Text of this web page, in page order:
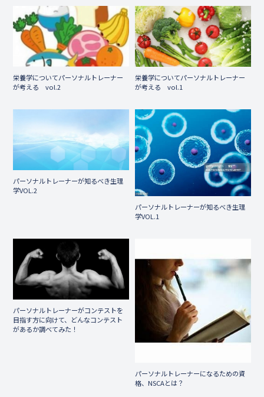
栄養学についてパーソナルトレーナー
が考える vol.2
栄養学についてパーソナルトレーナー
が考える vol.1
パーソナルトレーナーが知るべき生理
学VOL.2
パーソナルトレーナーが知るべき生理
学VOL.1
パーソナルトレーナーがコンテストを
目指す方に向けて、どんなコンテスト
があるか調べてみた！
パーソナルトレーナーになるための資
格、NSCAとは？